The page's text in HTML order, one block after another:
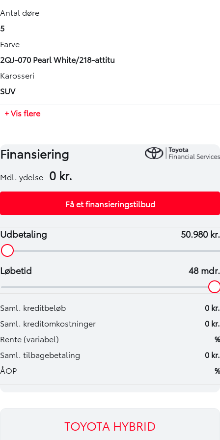
Antal døre
5
Farve
2QJ-070 Pearl White/218-attitu
Karosseri
SUV
Drivmiddel
Hybrid (Benzin / El)
Geartype
Automatisk
Maks. ladeeffekt (hjemme)
-
Højde
1685 mm
Længde
4600 mm
Tilkoblingsvægt med bremser
800 kg
750 kg
+ Vis flere
TOYOTA HYBRID